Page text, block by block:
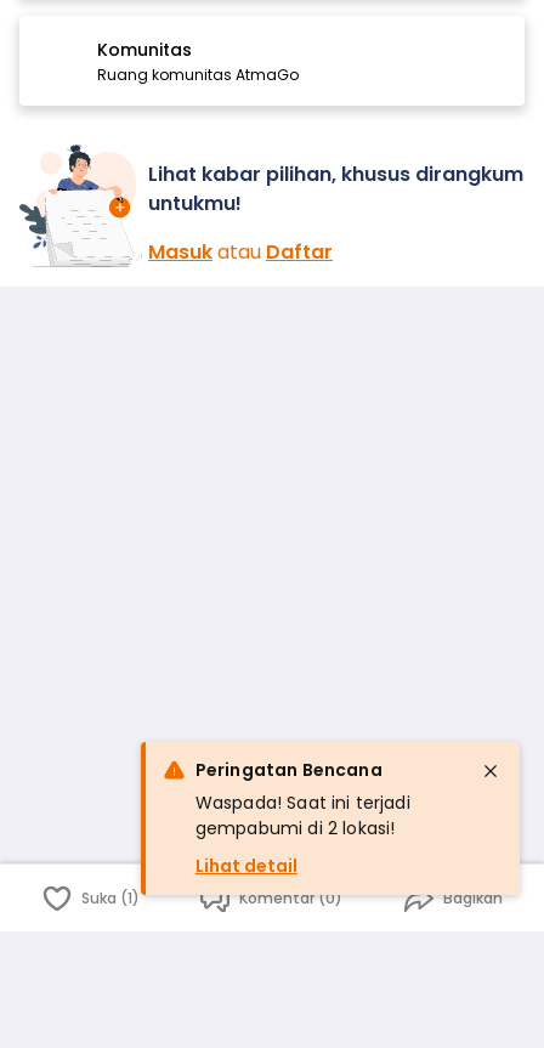
Komunitas
Ruang komunitas AtmaGo
Lihat kabar pilihan, khusus dirangkum
untukmu!
Masukatau Daftar
Suka (1) Komentar (0) Bagikan
Peringatan Bencana
Waspada! Saat ini terjadi
gempabumi di 2 lokasi!
Lihat detail